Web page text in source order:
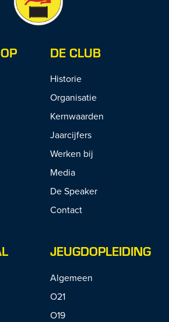
DE CLUB
Historie
Organisatie
Kernwaarden
Jaarcijfers
Werken bij
Media
De Speaker
Contact
JEUGDOPLEIDING
Algemeen
O21
O19